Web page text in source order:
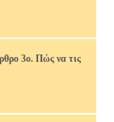
3ο. Πώς να τις